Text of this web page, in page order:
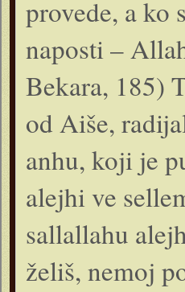
provede, a ko
naposti –
Bekara, 185)
od Aiše,
anhu, koji je
alejhi ve
sallallahu
želiš, nemoj